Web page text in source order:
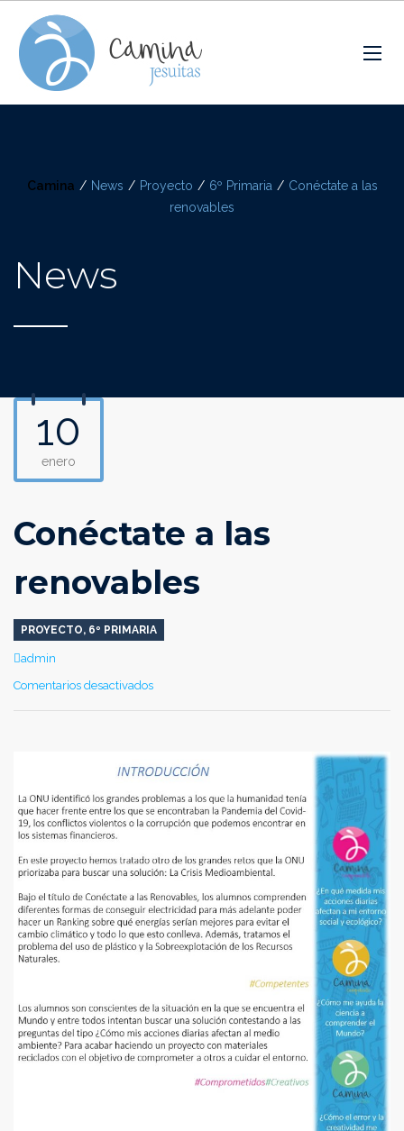
Camina / News / Proyecto / 6º Primaria / Conéctate a las
renovables
News
10
enero
Conéctate a las
renovables
PROYECTO, 6º PRIMARIA
Author
admin
Comentarios desactivadosen